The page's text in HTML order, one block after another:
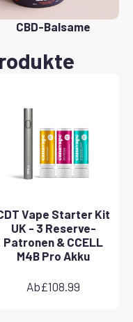
CBD-Balsame
Vape Starter Kit
UK - 3 Reserve-
Patronen & CCELL
M4B Pro Akku
Ab£108.99